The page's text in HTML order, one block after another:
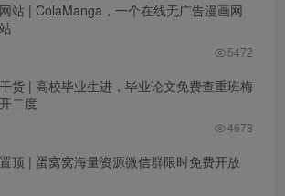
网站 | ColaManga，一个在线无广告漫画网
站
5472
干货 | 高校毕业生进，毕业论文免费查重班梅
开二度
4678
置顶 | 蛋窝窝海量资源微信群限时免费开放